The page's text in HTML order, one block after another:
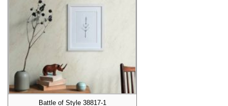
Battle of Style 38817-1